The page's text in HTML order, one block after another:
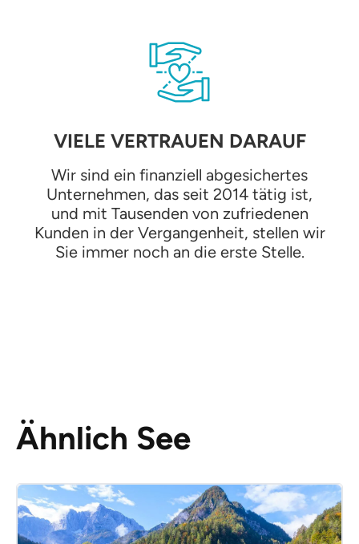
VIELE VERTRAUEN DARAUF
Wir sind ein finanziell abgesichertes
Unternehmen, das seit 2014 tätig ist,
und mit Tausenden von zufriedenen
Kunden in der Vergangenheit, stellen wir
Sie immer noch an die erste Stelle.
Ähnlich See